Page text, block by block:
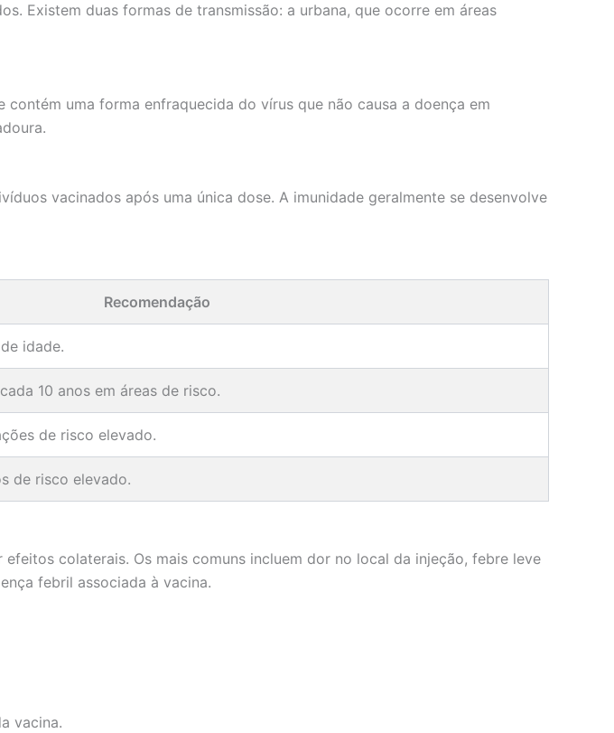
Existem duas formas de transmissão: a urbana, que ocorre em áreas
uma forma enfraquecida do vírus que não causa a doença em
vacinados após uma única dose. A imunidade geralmente se desenvolve
Recomendação
idade.
10 anos em áreas de risco.
de risco elevado.
de risco elevado.
colaterais. Os mais comuns incluem dor no local da injeção, febre leve
febril associada à vacina.
vacina.